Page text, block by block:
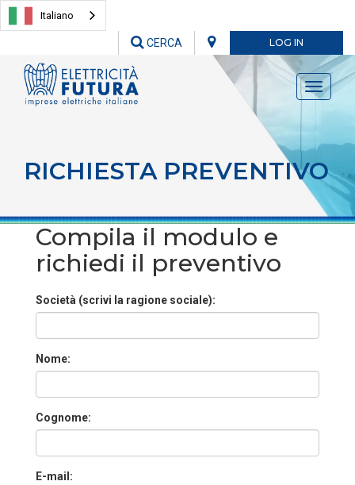
Italiano
LOG IN
CERCA
Toggle
RICHIESTA PREVENTIVO
Compila il modulo e
richiedi il preventivo
Società (scrivi la ragione sociale):
Nome:
Cognome:
E-mail: